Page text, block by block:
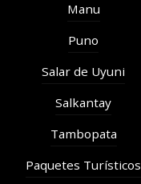
Manu
Puno
Salar de Uyuni
Salkantay
Tambopata
Paquetes Turísticos